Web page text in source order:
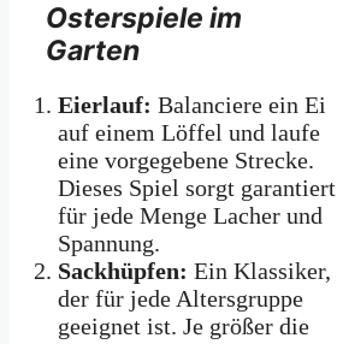
Osterspiele im
Garten
Eierlauf: Balanciere ein Ei
auf einem Löffel und laufe
eine vorgegebene Strecke.
Dieses Spiel sorgt garantiert
für jede Menge Lacher und
Spannung.
Sackhüpfen: Ein Klassiker,
der für jede Altersgruppe
geeignet ist. Je größer die